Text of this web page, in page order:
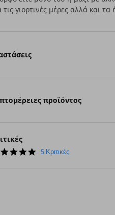
τις γιορτινές μέρες αλλά και
προϊόντος
5.0
5 Κριτικές